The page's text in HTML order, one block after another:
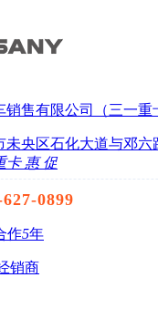
销售有限公司（三一重
未央区石化大道与邓六
卡 惠 促
0899
作5年
销商